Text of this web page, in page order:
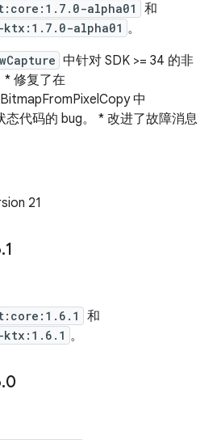
alpha01 和
alpha01 。
中针对 SDK >= 34 的非
* 修复了在
中
态代码的 bug。 * 改进了故障消息
21
.1
和
ktx:1.6.1 。
.0